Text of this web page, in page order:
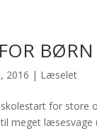
2016 | Læselet
for
meget